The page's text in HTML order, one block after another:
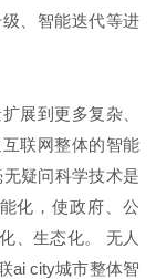
、智能迭代等进
展到更多复杂、
联网整体的智能
疑问科学技术是
化，使政府、公
、生态化。 无人
ai city城市整体智